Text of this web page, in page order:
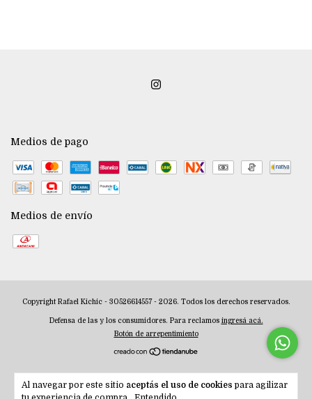
Al navegar por este sitio aceptás el uso de cookies para agilizar
Medios de pago
Medios de envío
Copyright Rafael Kichic - 30526614557 - 2026. Todos los derechos reservados.
Defensa de las y los consumidores. Para reclamos ingresá acá.
Botón de arrepentimiento